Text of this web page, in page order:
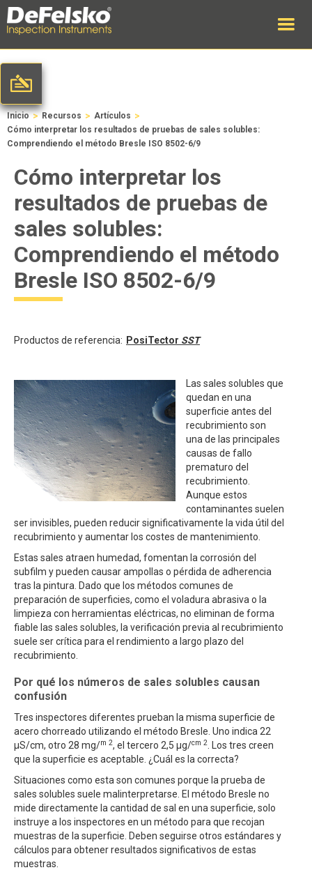
Inicio > Recursos > Artículos >
Cómo interpretar los resultados de pruebas de sales solubles:
Comprendiendo el método Bresle ISO 8502-6/9
Cómo interpretar los
resultados de pruebas de
sales solubles:
Comprendiendo el método
Bresle ISO 8502-6/9
Productos de referencia: PosiTector SST
Las sales solubles que
quedan en una
superficie antes del
recubrimiento son
una de las principales
causas de fallo
prematuro del
recubrimiento.
Aunque estos
contaminantes suelen
ser invisibles, pueden reducir significativamente la vida útil del
recubrimiento y aumentar los costes de mantenimiento.
Estas sales atraen humedad, fomentan la corrosión del
subfilm y pueden causar ampollas o pérdida de adherencia
tras la pintura. Dado que los métodos comunes de
preparación de superficies, como el voladura abrasiva o la
limpieza con herramientas eléctricas, no eliminan de forma
fiable las sales solubles, la verificación previa al recubrimiento
suele ser crítica para el rendimiento a largo plazo del
recubrimiento.
Por qué los números de sales solubles causan
confusión
Tres inspectores diferentes prueban la misma superficie de
acero chorreado utilizando el método Bresle. Uno indica 22
μS/cm, otro 28 mg/m 2, el tercero 2,5 μg/cm 2
. Los tres creen
que la superficie es aceptable. ¿Cuál es la correcta?
Situaciones como esta son comunes porque la prueba de
sales solubles suele malinterpretarse. El método Bresle no
mide directamente la cantidad de sal en una superficie, solo
instruye a los inspectores en un método para que recojan
muestras de la superficie. Deben seguirse otros estándares y
cálculos para obtener resultados significativos de estas
muestras.